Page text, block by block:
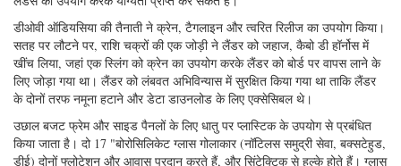
मध्य-पानी या द्विवार्षिक स्थानों तक पहुंचने के लिए द्विपक्षीय लैंडर्स सबसे अधिक लागत
प्रभावी तरीका हैं। वे जाल, नमूने, और सेंसर ले जा सकते हैं। वे किसी भी गहराई तक
यात्रा कर सकते हैं, और कई वर्षों तक कम अवधि के लिए बने रह सकते हैं। लैंडर्स को
उलटी गिनती टाइमर, ध्वनिक कमांड, गैल्वेनिक टाइम रिलीज (जीटीआर), या एक प्री-
प्रोग्रामेड इवेंट ट्रिगर द्वारा जारी किया जा सकता है। ब्याज की साइट के नजदीक
बंदरगाहों से छोटे चार्टर जहाजों पर संचालन किया जा सकता है, शोधकर्ताओं को महत्वपूर्ण
लागत से और समर्पित महासागरीय जहाजों के मुद्दों को निर्धारित करने से मुक्त किया जा
सकता है। कुछ समुद्र से एक हाथ से उठाए जाने के लिए काफी छोटे हैं, लेकिन किसी
महासागर खाई के नीचे यात्रा करने के लिए पर्याप्त मजबूत हैं। विस्तार के उपयोग में